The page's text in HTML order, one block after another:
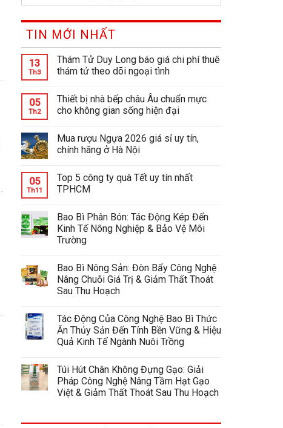
TIN MỚI NHẤT
13
Th3
Thám Tử Duy Long báo giá chi phí thuê
thám tử theo dõi ngoại tình
05
Th2
Thiết bị nhà bếp châu Âu chuẩn mực
cho không gian sống hiện đại
Mua rượu Ngựa 2026 giá sỉ uy tín,
chính hãng ở Hà Nội
05
Th11
Top 5 công ty quà Tết uy tín nhất
TPHCM
Bao Bì Phân Bón: Tác Động Kép Đến
Kinh Tế Nông Nghiệp & Bảo Vệ Môi
Trường
Bao Bì Nông Sản: Đòn Bẩy Công Nghệ
Nâng Chuỗi Giá Trị & Giảm Thất Thoát
Sau Thu Hoạch
Tác Động Của Công Nghệ Bao Bì Thức
Ăn Thủy Sản Đến Tính Bền Vững & Hiệu
Quả Kinh Tế Ngành Nuôi Trồng
Túi Hút Chân Không Đựng Gạo: Giải
Pháp Công Nghệ Nâng Tầm Hạt Gạo
Việt & Giảm Thất Thoát Sau Thu Hoạch